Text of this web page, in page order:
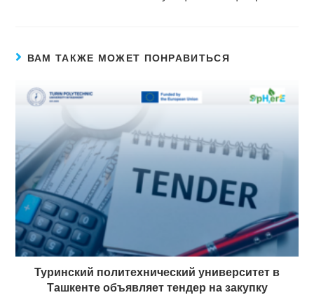
ВАМ ТАКЖЕ МОЖЕТ ПОНРАВИТЬСЯ
Туринский политехнический университет в
Ташкенте объявляет тендер на закупку